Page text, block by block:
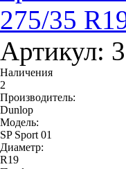
275/35
Артикул:
Наличения
2
Производитель:
Dunlop
Модель:
SP Sport 01
Диаметр:
R19